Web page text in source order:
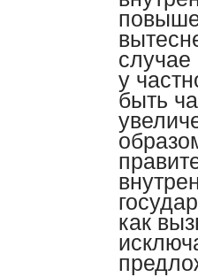
у
быть
как